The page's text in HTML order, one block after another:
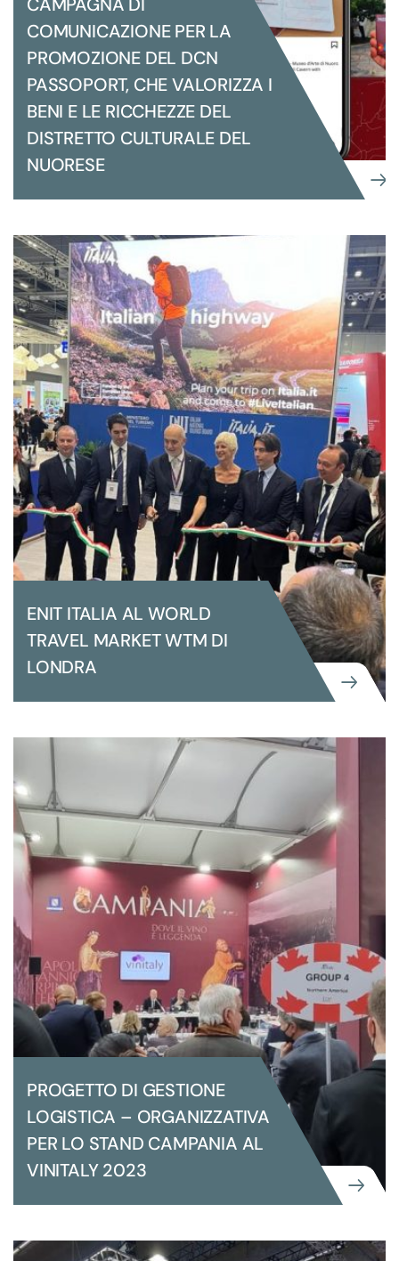
COMUNICAZIONE PER LA
PROMOZIONE DEL DCN
PASSOPORT, CHE VALORIZZA I
BENI E LE RICCHEZZE DEL
DISTRETTO CULTURALE DEL
NUORESE
COMUNICAZIONE
CAMPAGNA DI COMUNICAZIONE PER
LA PROMOZIONE DEL DCN
PASSOPORT, CHE VALORIZZA I BENI E
LE RICCHEZZE DEL DISTRETTO
CULTURALE DEL NUORESE
ENIT ITALIA AL WORLD
TRAVEL MARKET WTM DI
LONDRA
GRANDI EVENTI ISTITUZIONALI
ENIT ITALIA AL WORLD TRAVEL
MARKET WTM DI LONDRA
PROGETTO DI GESTIONE
LOGISTICA – ORGANIZZATIVA
PER LO STAND CAMPANIA AL
VINITALY 2023
GRANDI EVENTI ISTITUZIONALI